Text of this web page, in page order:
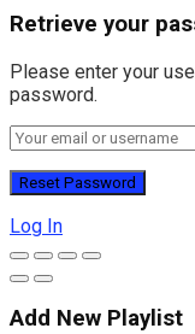
Retrieve your
Please enter your
password.
Log In
Add New Playlist